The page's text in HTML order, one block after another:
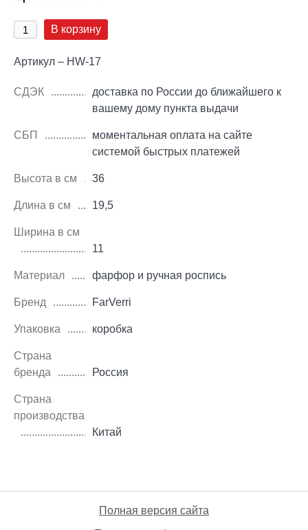
В корзину
Артикул – HW-17
СДЭК
доставка по России до ближайшего к
вашему дому пункта выдачи
СБП
моментальная оплата на сайте
системой быстрых платежей
Высота в см 36
Длина в см 19,5
Ширина в см
11
Материал фарфор и ручная роспись
Бренд FarVerri
Упаковка коробка
Страна
бренда
Россия
Страна
производства
Китай
Полная версия сайта